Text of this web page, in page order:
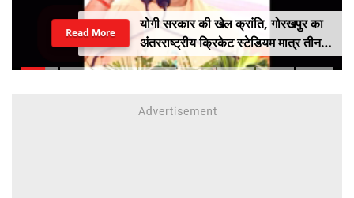
योगी सरकार की खेल क्रांति, गोरखपुर का
अंतरराष्ट्रीय क्रिकेट स्टेडियम मात्र तीन
महीने में लगभग 20% तैयार
Read More